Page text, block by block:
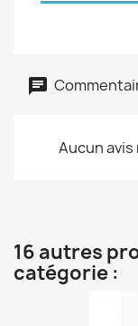
Aucun
16 autres
catégorie :